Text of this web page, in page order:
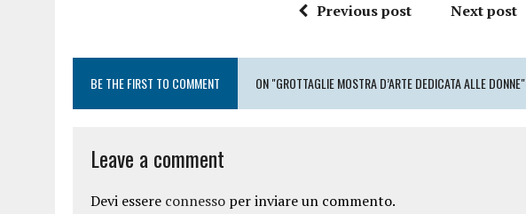
Previous post Next post
BE THE FIRST TO COMMENT ON "GROTTAGLIE MOSTRA D’ARTE DEDICATA ALLE DONNE"
Leave a comment
Devi essere connesso per inviare un commento.